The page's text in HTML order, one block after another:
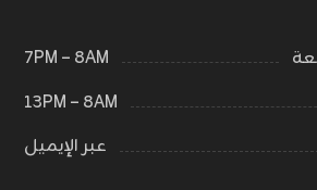
٨AM – ٧PM
٨AM – ١٣PM
عبر الإيميل